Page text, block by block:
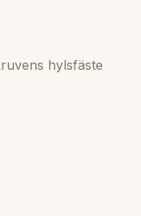
hylsfäste